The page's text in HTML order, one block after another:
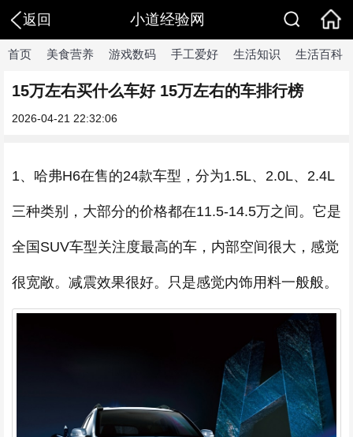
返回 小道经验网
首页 美食营养 游戏数码 手工爱好 生活知识 生活百科
15万左右买什么车好 15万左右的车排行榜
2026-04-21 22:32:06
1、哈弗H6在售的24款车型，分为1.5L、2.0L、2.4L
三种类别，大部分的价格都在11.5-14.5万之间。它是
全国SUV车型关注度最高的车，内部空间很大，感觉
很宽敞。减震效果很好。只是感觉内饰用料一般般。